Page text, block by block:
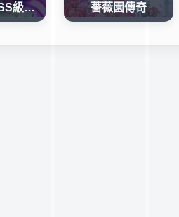
轉生成為SSS級哥布林 薔薇園傳奇